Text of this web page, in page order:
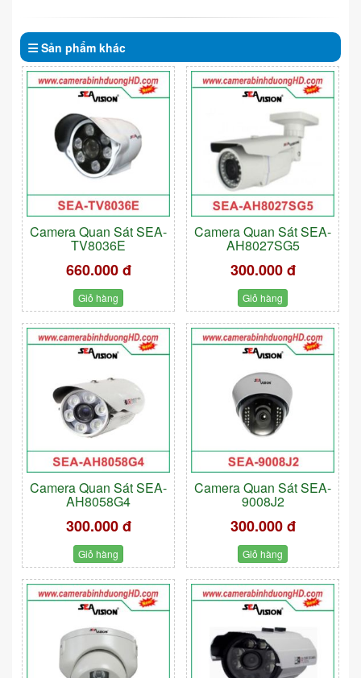
Sản phẩm khác
Camera Quan Sát SEA-
TV8036E
660.000 đ
Giỏ hàng
Camera Quan Sát SEA-
AH8027SG5
300.000 đ
Giỏ hàng
Camera Quan Sát SEA-
AH8058G4
300.000 đ
Giỏ hàng
Camera Quan Sát SEA-
9008J2
300.000 đ
Giỏ hàng